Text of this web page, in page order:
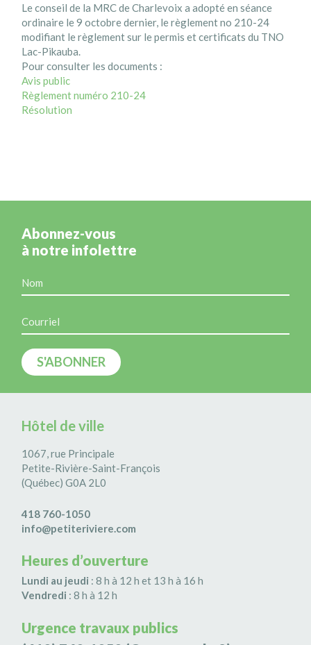
Le conseil de la MRC de Charlevoix a adopté en séance
ordinaire le 9 octobre dernier, le règlement no 210-24
modifiant le règlement sur le permis et certificats du TNO
Lac-Pikauba.
Pour consulter les documents :
Avis public
Règlement numéro 210-24
Résolution
Abonnez-vous
à notre infolettre
Hôtel de ville
1067, rue Principale
Petite-Rivière-Saint-François
(Québec) G0A 2L0
418 760-1050
info@petiteriviere.com
Heures d’ouverture
Lundi au jeudi : 8 h à 12 h et 13 h à 16 h
Vendredi : 8 h à 12 h
Urgence travaux publics